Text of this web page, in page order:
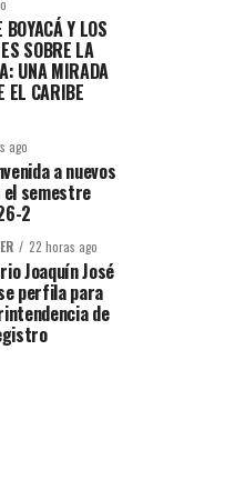
Y LOS
SOBRE LA
UNA MIRADA
EL CARIBE
ago
a nuevos
semestre
2
22 horas ago
Joaquín José
perfila para
de